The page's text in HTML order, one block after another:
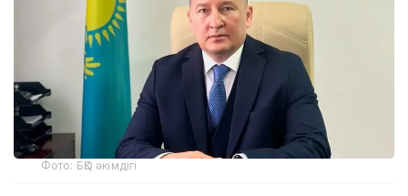
Фото: БҚО әкімдігі